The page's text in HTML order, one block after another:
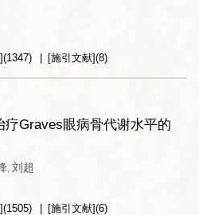
](1347) [施引文献](8)
Graves眼病骨代谢水平的
, 刘超
](1505) [施引文献](6)